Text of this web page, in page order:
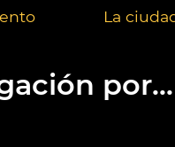
La
por...